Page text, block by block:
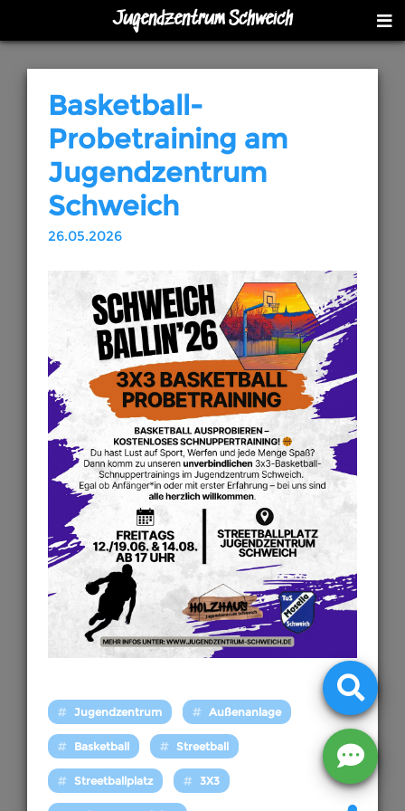
Basketball-
Probetraining am
Jugendzentrum
Schweich
26.05.2026
Jugendzentrum Außenanlage
Basketball Streetball
Streetballplatz 3X3
Jugendzentrum Schweich